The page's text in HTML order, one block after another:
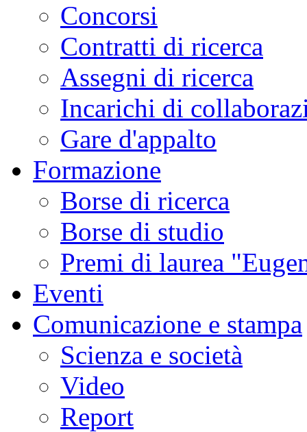
Concorsi
Contratti di ricerca
Assegni di ricerca
Incarichi di
Gare d'appalto
Formazione
Borse di ricerca
Borse di studio
Premi di laurea
Eventi
Comunicazione e stampa
Scienza e società
Video
Report